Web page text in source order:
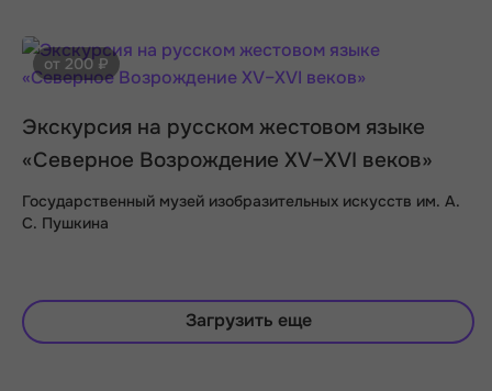
от 200 ₽
Экскурсия на русском жестовом языке
«Северное Возрождение XV–XVI веков»
Государственный музей изобразительных искусств им. А.
С. Пушкина
Загрузить еще